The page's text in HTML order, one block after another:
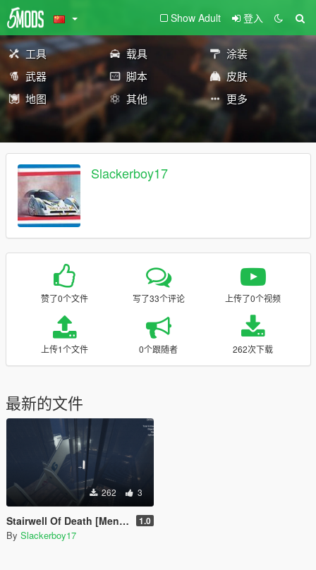
Show Adult 登入
工具 载具
涂装
武器
脚本
皮肤
地图
其他 更多
Slackerboy17
赞了0个文件 写了33个评论 上传了0个视频
上传1个文件 0个跟随者 262次下载
最新的文件
262 3
Stairwell Of Death [Menyoo] 1.0
By Slackerboy17